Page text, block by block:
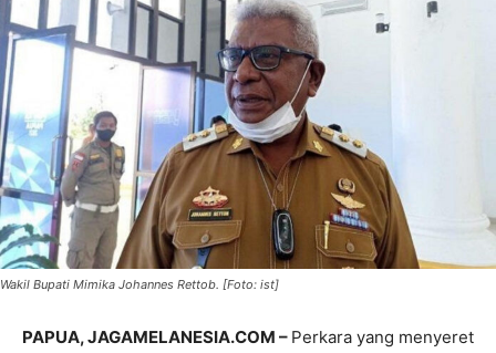
Wakil Bupati Mimika Johannes Rettob. [Foto: ist]
PAPUA, JAGAMELANESIA.COM – Perkara yang menyeret